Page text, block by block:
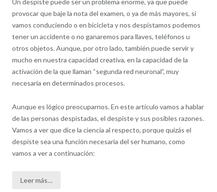
Un despiste puede ser un problema enorme, ya que puede
provocar que baje la nota del examen, o ya de más mayores, si
vamos conduciendo o en bicicleta y nos despistamos podemos
tener un accidente o no ganaremos para llaves, teléfonos u
otros objetos. Aunque, por otro lado, también puede servir y
mucho en nuestra capacidad creativa, en la capacidad de la
activación de la que llaman “segunda red neuronal”, muy
necesaria en determinados procesos.
Aunque es lógico preocuparnos. En este artículo vamos a hablar
de las personas despistadas, el despiste y sus posibles razones.
Vamos a ver que dice la ciencia al respecto, porque quizás el
despiste sea una función necesaria del ser humano, como
vamos a ver a continuación:
Leer más…